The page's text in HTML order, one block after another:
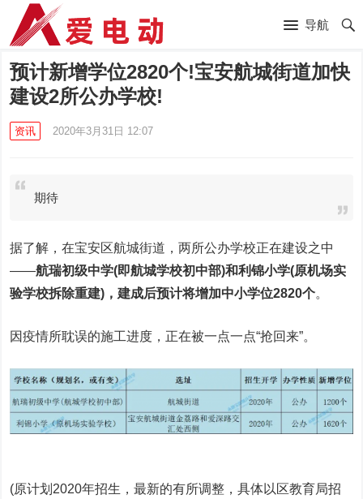
导航
预计新增学位2820个!宝安航城街道加快
建设2所公办学校!
资讯 2020年3月31日 12:07
期待
据了解，在宝安区航城街道，两所公办学校正在建设之中
——航瑞初级中学(即航城学校初中部)和利锦小学(原机场实
验学校拆除重建)，建成后预计将增加中小学位2820个。
因疫情所耽误的施工进度，正在被一点一点“抢回来”。
(原计划2020年招生，最新的有所调整，具体以区教育局招